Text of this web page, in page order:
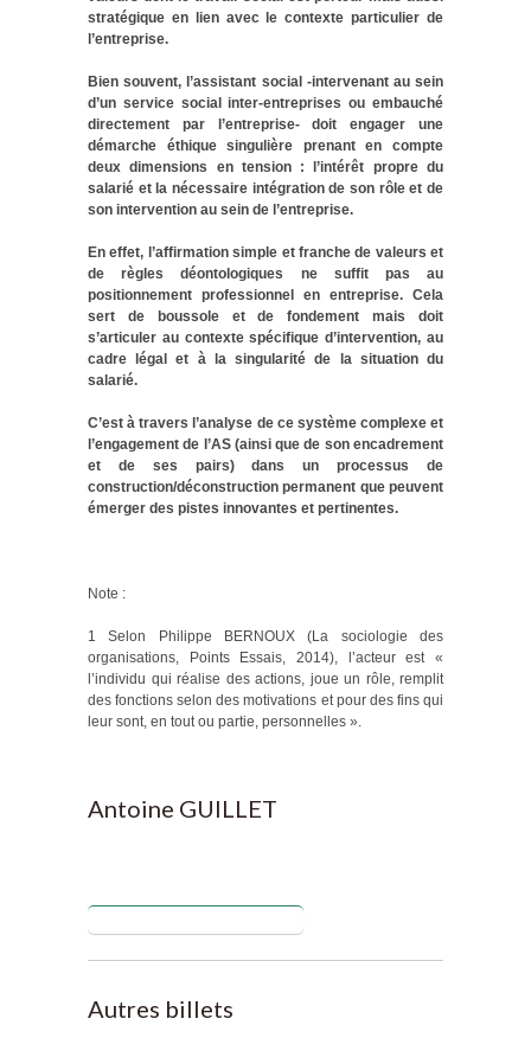
stratégique en lien avec le contexte particulier de
l’entreprise.
Bien souvent, l’assistant social -intervenant au sein
d’un service social inter-entreprises ou embauché
directement par l’entreprise- doit engager une
démarche éthique singulière prenant en compte
deux dimensions en tension : l’intérêt propre du
salarié et la nécessaire intégration de son rôle et de
son intervention au sein de l’entreprise.
En effet, l’affirmation simple et franche de valeurs et
de règles déontologiques ne suffit pas au
positionnement professionnel en entreprise. Cela
sert de boussole et de fondement mais doit
s’articuler au contexte spécifique d’intervention, au
cadre légal et à la singularité de la situation du
salarié.
C’est à travers l’analyse de ce système complexe et
l’engagement de l’AS (ainsi que de son encadrement
et de ses pairs) dans un processus de
construction/déconstruction permanent que peuvent
émerger des pistes innovantes et pertinentes.
Note :
1 Selon Philippe BERNOUX (La sociologie des
organisations, Points Essais, 2014), l’acteur est «
l’individu qui réalise des actions, joue un rôle, remplit
des fonctions selon des motivations et pour des fins qui
leur sont, en tout ou partie, personnelles ».
Antoine GUILLET
Autres billets